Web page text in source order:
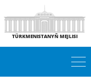
TÜRKMENISTANYŇ MEJLISI